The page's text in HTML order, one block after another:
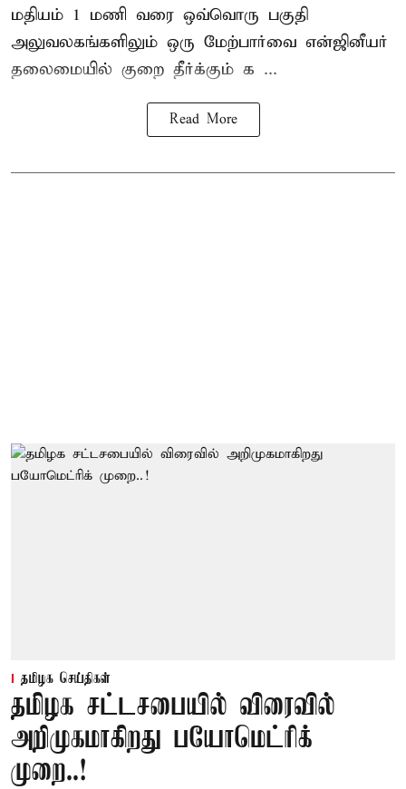
மதியம் 1 மணி வரை ஒவ்வொரு பகுதி
அலுவலகங்களிலும் ஒரு மேற்பார்வை என்ஜினீயர்
தலைமையில் குறை தீர்க்கும் க ...
Read More
தமிழக செய்திகள்
தமிழக சட்டசபையில் விரைவில்
அறிமுகமாகிறது பயோமெட்ரிக்
முறை..!